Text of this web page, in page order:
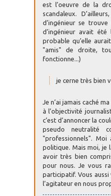
est l’oeuvre de la
scandaleux.
d’ingénieur se
d’ingénieur avait
probable qu’elle
"amis" de droite,
fonctionne...)
je cerne très bien
Je n’ai jamais caché
à l’objectivité
c’est d’annoncer la
pseudo neutralité
"professionnels".
politique. Mais moi, je
avoir très bien
pour nous. Je vous
participatif. Vous
l’agitateur en nous